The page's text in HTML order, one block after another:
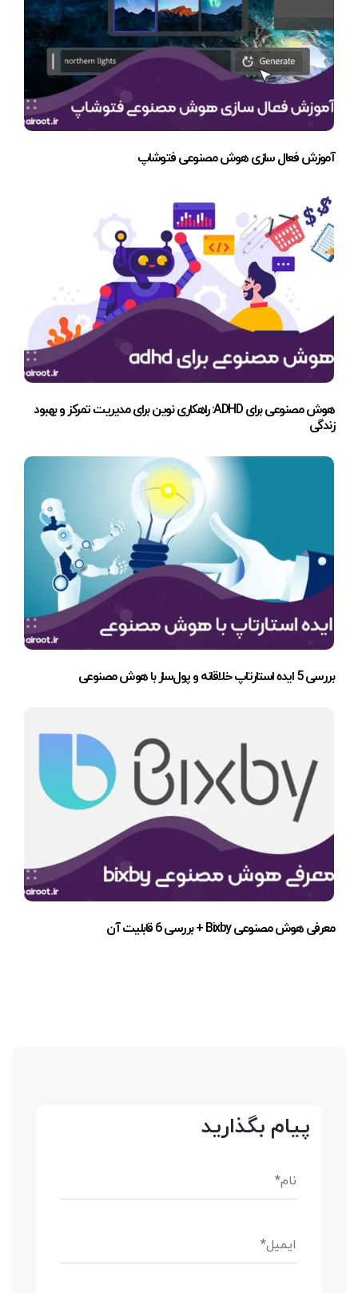
آموزش فعال سازی هوش مصنوعی فتوشاپ
هوش مصنوعی برای ADHD: راهکاری نوین برای مدیریت تمرکز و بهبود
زندگی
بررسی 5 ایده استارتاپ خلاقانه و پول‌ساز با هوش مصنوعی
معرفی هوش مصنوعی Bixby + بررسی 6 قابلیت آن
پیام بگذارید